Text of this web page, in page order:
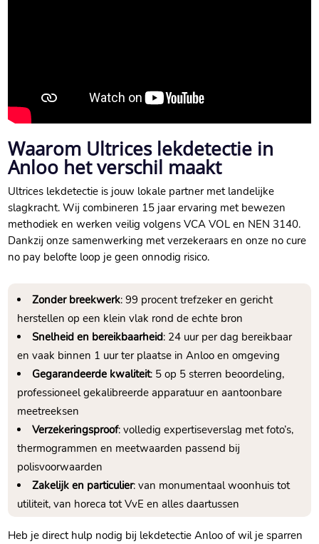
Waarom Ultrices lekdetectie in
Anloo het verschil maakt
Ultrices lekdetectie is jouw lokale partner met landelijke
slagkracht. Wij combineren 15 jaar ervaring met bewezen
methodiek en werken veilig volgens VCA VOL en NEN 3140.
Dankzij onze samenwerking met verzekeraars en onze no cure
no pay belofte loop je geen onnodig risico.
Zonder breekwerk: 99 procent trefzeker en gericht
herstellen op een klein vlak rond de echte bron
Snelheid en bereikbaarheid: 24 uur per dag bereikbaar
en vaak binnen 1 uur ter plaatse in Anloo en omgeving
Gegarandeerde kwaliteit: 5 op 5 sterren beoordeling,
professioneel gekalibreerde apparatuur en aantoonbare
meetreeksen
Verzekeringsproof: volledig expertiseverslag met foto’s,
thermogrammen en meetwaarden passend bij
polisvoorwaarden
Zakelijk en particulier: van monumentaal woonhuis tot
utiliteit, van horeca tot VvE en alles daartussen
Heb je direct hulp nodig bij lekdetectie Anloo of wil je sparren